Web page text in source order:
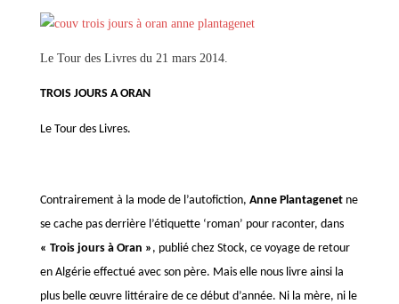
Le Tour des Livres du 21 mars 2014.
TROIS JOURS A ORAN
Le Tour des Livres.
Contrairement à la mode de l’autofiction, Anne Plantagenet ne
se cache pas derrière l’étiquette ‘roman’ pour raconter, dans
« Trois jours à Oran » , publié chez Stock, ce voyage de retour
en Algérie effectué avec son père. Mais elle nous livre ainsi la
plus belle œuvre littéraire de ce début d’année. Ni la mère, ni le